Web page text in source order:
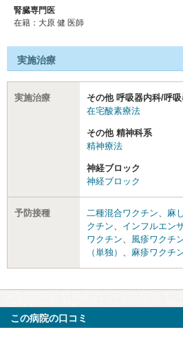
腎臓専門医
在籍：大原 健 医師
実施治療
実施治療
その他 呼吸器内科/呼
在宅酸素療法
その他 精神科系
精神療法
神経ブロック
神経ブロック
予防接種 二種混合ワクチン、 麻
クチン、 インフルエン
ワクチン、 風疹ワクチ
（単独） 、 麻疹ワクチ
この病院の口コミ